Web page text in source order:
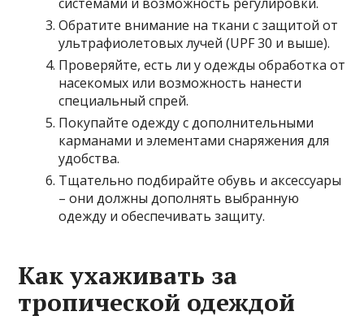
Обратите внимание на ткани с защитой от
ультрафиолетовых лучей (UPF 30 и выше).
Проверяйте, есть ли у одежды обработка от
насекомых или возможность нанести
специальный спрей.
Покупайте одежду с дополнительными
карманами и элементами снаряжения для
удобства.
Тщательно подбирайте обувь и аксессуары
– они должны дополнять выбранную
одежду и обеспечивать защиту.
Как ухаживать за
тропической одеждой